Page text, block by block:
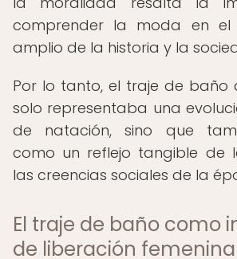
comprender la moda en el
amplio de la historia y la
Por lo tanto, el traje de baño
solo representaba una
de natación, sino que
como un reflejo tangible de
las creencias sociales de la
El traje de baño como
de liberación